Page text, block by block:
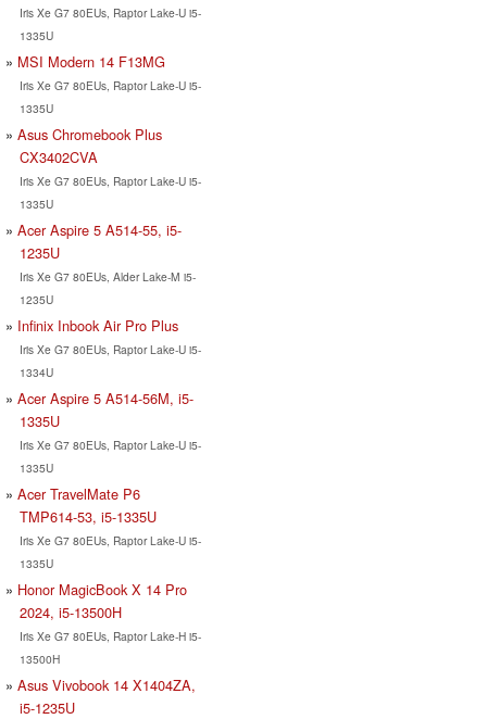
Iris Xe G7 80EUs, Raptor Lake-U i5-
1335U
MSI Modern 14 F13MG
Iris Xe G7 80EUs, Raptor Lake-U i5-
1335U
Asus Chromebook Plus
CX3402CVA
Iris Xe G7 80EUs, Raptor Lake-U i5-
1335U
Acer Aspire 5 A514-55, i5-
1235U
Iris Xe G7 80EUs, Alder Lake-M i5-
1235U
Infinix Inbook Air Pro Plus
Iris Xe G7 80EUs, Raptor Lake-U i5-
1334U
Acer Aspire 5 A514-56M, i5-
1335U
Iris Xe G7 80EUs, Raptor Lake-U i5-
1335U
Acer TravelMate P6
TMP614-53, i5-1335U
Iris Xe G7 80EUs, Raptor Lake-U i5-
1335U
Honor MagicBook X 14 Pro
2024, i5-13500H
Iris Xe G7 80EUs, Raptor Lake-H i5-
13500H
Asus Vivobook 14 X1404ZA,
i5-1235U